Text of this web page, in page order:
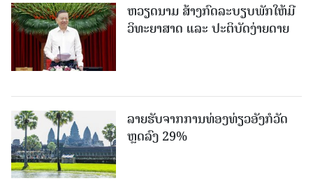
ຫວຽດນາມ ສ້າງກົດລະບຽບພັກໃຫ້ມີ
ວິທະຍາສາດ ແລະ ປະຕິບັດງ່າຍດາຍ
ລາຍຮັບຈາກການທ່ອງທ່ຽວອັງກໍວັດ
ຫຼດລົງ 29%